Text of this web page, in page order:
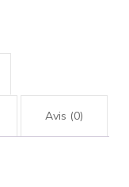
Avis (0)